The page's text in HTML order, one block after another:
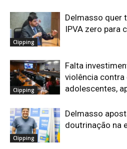
Clipping
Delmasso quer
IPVA zero para
Clipping
Falta
violência contra
adolescentes,
Clipping
Delmasso
doutrinação na